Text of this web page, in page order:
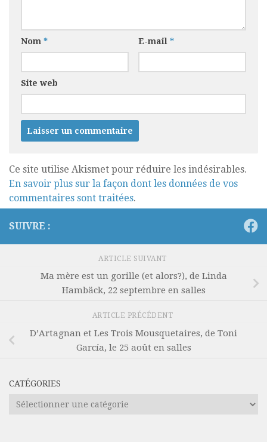
Nom * E-mail *
Site web
Ce site utilise Akismet pour réduire les indésirables.
En savoir plus sur la façon dont les données de vos
commentaires sont traitées.
SUIVRE :
ARTICLE SUIVANT
Ma mère est un gorille (et alors?), de Linda
Hambäck, 22 septembre en salles
ARTICLE PRÉCÉDENT
D’Artagnan et Les Trois Mousquetaires, de Toni
García, le 25 août en salles
CATÉGORIES
Catégories